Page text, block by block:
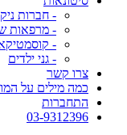
- חברות
- מרפאות
-
- גני ילדים
צרו קשר
כמה מילים על
התחברות
03-9312396